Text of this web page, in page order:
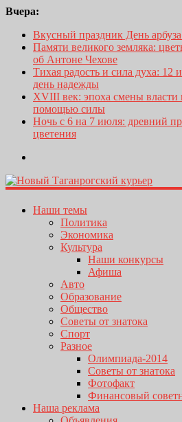
Вчера:
Вкусный праздник День
Памяти великого земляка:
об Антоне Чехове
Тихая радость и сила духа:
день надежды
XVIII век: эпоха смены власти
помощью силы
Ночь с 6 на 7 июля: древний
цветения
Наши темы
Политика
Экономика
Культура
Наши конкурсы
Афиша
Авто
Образование
Общество
Советы от знатока
Спорт
Разное
Олимпиада-2014
Советы от знатока
Фотофакт
Финансовый
Наша реклама